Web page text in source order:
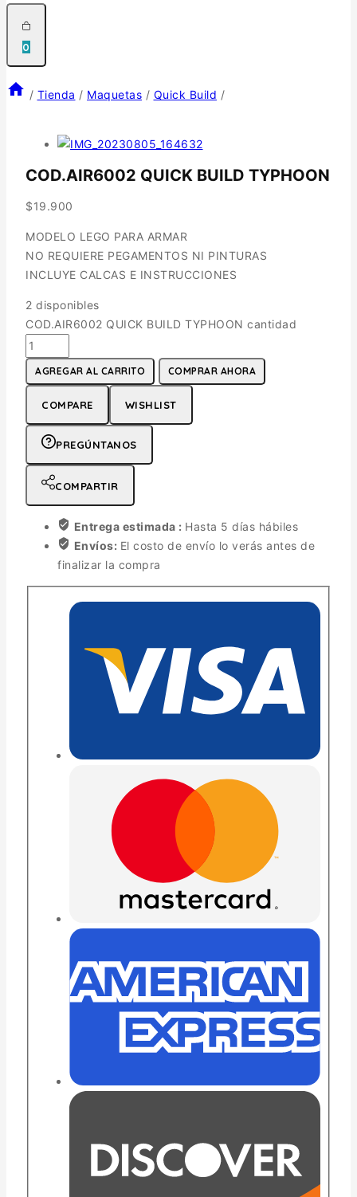
0
/ Tienda / Maquetas / Quick Build /
COD.AIR6002 QUICK BUILD TYPHOON
$19.900
MODELO LEGO PARA ARMAR
NO REQUIERE PEGAMENTOS NI PINTURAS
INCLUYE CALCAS E INSTRUCCIONES
2 disponibles
COD.AIR6002 QUICK BUILD TYPHOON cantidad
AGREGAR AL CARRITO COMPRAR AHORA
COMPARE WISHLIST
PREGÚNTANOS
COMPARTIR
Entrega estimada : Hasta 5 días hábiles
Envíos: El costo de envío lo verás antes de
finalizar la compra